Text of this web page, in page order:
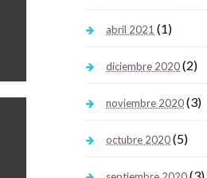
abril 2021 (1)
diciembre 2020(2)
noviembre 2020(3)
octubre 2020(5)